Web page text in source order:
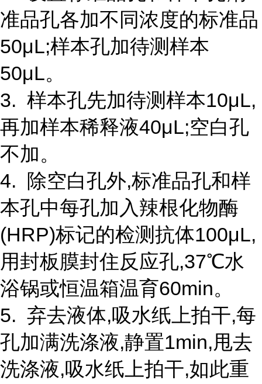
准品孔各加不同浓度的标准品
50μL;样本孔加待测样本
50μL。
3. 样本孔先加待测样本10μL,
再加样本稀释液40μL;空白孔
不加。
4. 除空白孔外,标准品孔和样
本孔中每孔加入辣根化物酶
(HRP)标记的检测抗体100μL,
用封板膜封住反应孔,37℃水
浴锅或恒温箱温育60min。
5. 弃去液体,吸水纸上拍干,每
孔加满洗涤液,静置1min,甩去
洗涤液,吸水纸上拍干,如此重